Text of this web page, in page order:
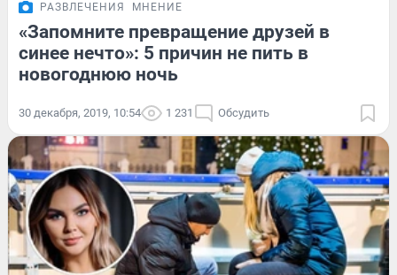
РАЗВЛЕЧЕНИЯ МНЕНИЕ
«Запомните превращение друзей в
синее нечто»: 5 причин не пить в
новогоднюю ночь
30 декабря, 2019, 10:54 1 231 Обсудить